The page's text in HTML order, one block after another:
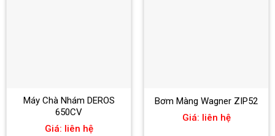
Máy Chà Nhám DEROS
650CV
Giá: liên hệ
Bơm Màng Wagner ZIP52
Giá: liên hệ